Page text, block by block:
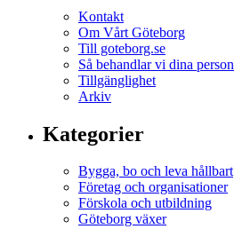
Kontakt
Om Vårt Göteborg
Till goteborg.se
Så behandlar vi dina
Tillgänglighet
Arkiv
Kategorier
Bygga, bo och leva hållbart
Företag och organisationer
Förskola och utbildning
Göteborg växer